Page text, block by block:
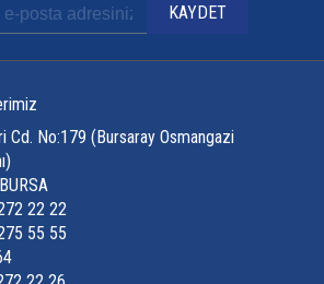
Cd. No:179 (Bursaray Osmangazi
22 22
55 55